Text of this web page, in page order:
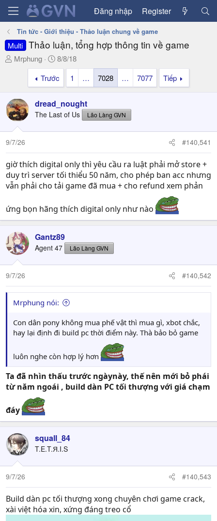
Đăng nhập Register
Tin tức - Giới thiệu - Thảo luận chung về game
Multi Thảo luận, tổng hợp thông tin về game
T
a
d
s
t
a
t
e
r
Mrphung
N
g
à
y
ử
i
8/8/18
Trước
1 … 7028 … 7077 Tiếp
dread_nought
The Last of Us Lão Làng GVN
9/7/26 #140,541
giờ thích digital only thì yêu cầu ra luật phải mở store +
duy trì server tối thiểu 50 năm, cho phép ban acc nhưng
vẫn phải cho tải game đã mua + cho refund xem phản
ứng bọn hãng thích digital only như nào
Gantz89
Agent 47 Lão Làng GVN
9/7/26 #140,542
Mrphung nói:
Con dân pony không mua phế vật thì mua gì, xbot chắc,
hay lại định đi build pc thời điểm này. Thà bảo bỏ game
luôn nghe còn hợp lý hơn
Ta đã nhìn thấu trước ngàynày, thế nên mới bỏ phái
từ năm ngoái , build dàn PC tối thượng với giá chạm
đáy
squall_84
T.E.T.Я.I.S
9/7/26 #140,543
Build dàn pc tối thượng xong chuyên chơi game crack,
xài việt hóa xin, xứng đáng treo cổ